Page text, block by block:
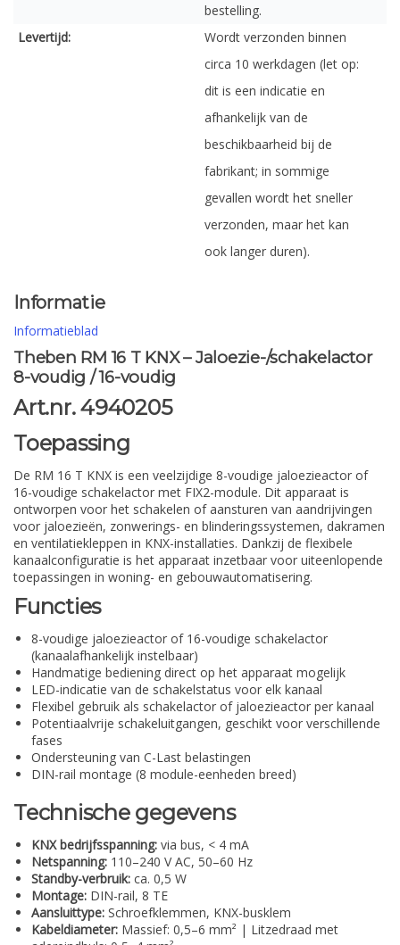
bestelling.
Levertijd:
Wordt verzonden binnen
circa 10 werkdagen (let op:
dit is een indicatie en
afhankelijk van de
beschikbaarheid bij de
fabrikant; in sommige
gevallen wordt het sneller
verzonden, maar het kan
ook langer duren).
Informatie
Informatieblad
Theben RM 16 T KNX – Jaloezie-/schakelactor
8-voudig / 16-voudig
Art.nr. 4940205
Toepassing
De RM 16 T KNX is een veelzijdige 8-voudige jaloezieactor of
16-voudige schakelactor met FIX2-module. Dit apparaat is
ontworpen voor het schakelen of aansturen van aandrijvingen
voor jaloezieën, zonwerings- en blinderingssystemen, dakramen
en ventilatiekleppen in KNX-installaties. Dankzij de flexibele
kanaalconfiguratie is het apparaat inzetbaar voor uiteenlopende
toepassingen in woning- en gebouwautomatisering.
Functies
8-voudige jaloezieactor of 16-voudige schakelactor
(kanaalafhankelijk instelbaar)
Handmatige bediening direct op het apparaat mogelijk
LED-indicatie van de schakelstatus voor elk kanaal
Flexibel gebruik als schakelactor of jaloezieactor per kanaal
Potentiaalvrije schakeluitgangen, geschikt voor verschillende
fases
Ondersteuning van C-Last belastingen
DIN-rail montage (8 module-eenheden breed)
Technische gegevens
KNX bedrijfsspanning: via bus, < 4 mA
Netspanning: 110–240 V AC, 50–60 Hz
Standby-verbruik: ca. 0,5 W
Montage: DIN-rail, 8 TE
Aansluittype: Schroefklemmen, KNX-busklem
Kabeldiameter: Massief: 0,5–6 mm² | Litzedraad met